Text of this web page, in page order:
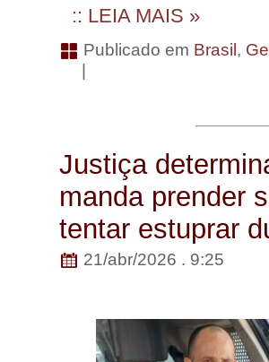
:: LEIA MAIS »
Publicado em Brasil,
|
Justiça
manda prender
tentar estuprar
21/abr/2026 . 9:25